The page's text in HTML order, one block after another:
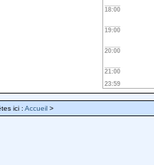
18:00
19:00
20:00
21:00
23:59
ici : Accueil >